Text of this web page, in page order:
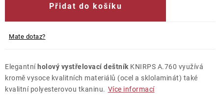
Přidat do košíku
Mate dotaz?
Elegantníholový vystřelovací deštník KNIRPS A.760 využívá
kromě vysoce kvalitních materiálů (ocel a sklolaminát) také
kvalitní polyesterovou tkaninu. Více informací